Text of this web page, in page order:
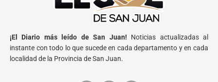
¡El Diario más leído de San Juan! Noticias actualizadas al
instante con todo lo que sucede en cada departamento y en cada
localidad de la Provincia de San Juan.